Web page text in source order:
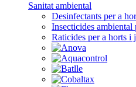
Sanitat ambiental
Desinfectants per a
Insecticides ambiental
Raticides per a horts i